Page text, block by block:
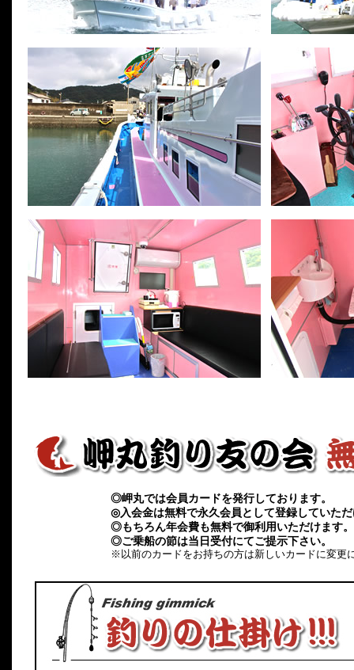
◎岬丸では会員カードを発行しております。
◎入会金は無料で永久会員として登録していた
◎もちろん年会費も無料で御利用いただけます。
◎ご乗船の節は当日受付にてご提示下さい。
※以前のカードをお持ちの方は新しいカードに変更